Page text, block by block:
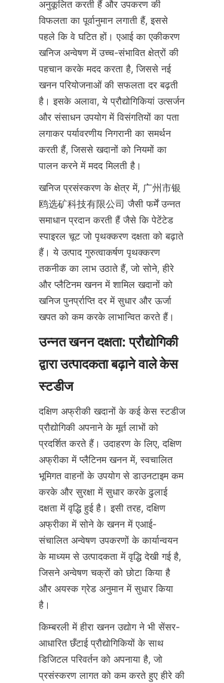
अनुकूलित करती हैं और उपकरण की
विफलता का पूर्वानुमान लगाती हैं, इससे
पहले कि वे घटित हों। एआई का एकीकरण
खनिज अन्वेषण में उच्च-संभावित क्षेत्रों की
पहचान करके मदद करता है, जिससे नई
खनन परियोजनाओं की सफलता दर बढ़ती
है। इसके अलावा, ये प्रौद्योगिकियां उत्सर्जन
और संसाधन उपयोग में विसंगतियों का पता
लगाकर पर्यावरणीय निगरानी का समर्थन
करती हैं, जिससे खदानों को नियमों का
पालन करने में मदद मिलती है।
खनिज प्रसंस्करण के क्षेत्र में, 广州市银
鸥选矿科技有限公司 जैसी फर्में उन्नत
समाधान प्रदान करती हैं जैसे कि पेटेंटेड
स्पाइरल चूट जो पृथक्करण दक्षता को बढ़ाते
हैं। ये उत्पाद गुरुत्वाकर्षण पृथक्करण
तकनीक का लाभ उठाते हैं, जो सोने, हीरे
और प्लैटिनम खनन में शामिल खदानों को
खनिज पुनर्प्राप्ति दर में सुधार और ऊर्जा
उन्नत खनन दक्षता: प्रौद्योगिकी
द्वारा उत्पादकता बढ़ाने वाले केस
दक्षिण अफ्रीकी खदानों के कई केस स्टडीज
प्रौद्योगिकी अपनाने के मूर्त लाभों को
प्रदर्शित करते हैं। उदाहरण के लिए, दक्षिण
अफ्रीका में प्लैटिनम खनन में, स्वचालित
भूमिगत वाहनों के उपयोग से डाउनटाइम कम
करके और सुरक्षा में सुधार करके ढुलाई
दक्षता में वृद्धि हुई है। इसी तरह, दक्षिण
अफ्रीका में सोने के खनन में एआई-
संचालित अन्वेषण उपकरणों के कार्यान्वयन
के माध्यम से उत्पादकता में वृद्धि देखी गई है,
जिसने अन्वेषण चक्रों को छोटा किया है
और अयस्क ग्रेड अनुमान में सुधार किया
किम्बरली में हीरा खनन उद्योग ने भी सेंसर-
आधारित छँटाई प्रौद्योगिकियों के साथ
डिजिटल परिवर्तन को अपनाया है, जो
प्रसंस्करण लागत को कम करते हुए हीरे की